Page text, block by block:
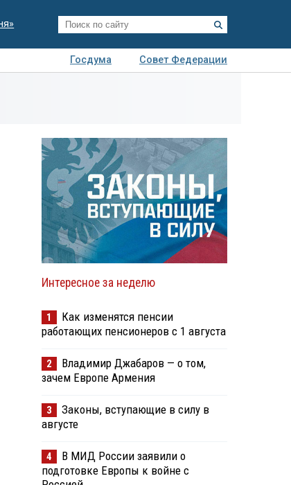
Госдума
Совет Федерации
Интересное за неделю
1
Как изменятся пенсии
работающих пенсионеров с 1 августа
2
Владимир Джабаров — о том,
зачем Европе Армения
3
Законы, вступающие в силу в
августе
4
В МИД России заявили о
подготовке Европы к войне с